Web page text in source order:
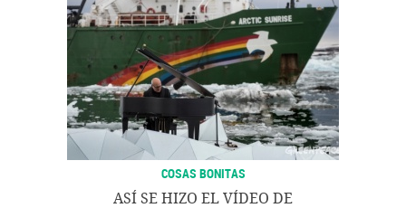
COSAS BONITAS
ASÍ SE HIZO EL VÍDEO DE